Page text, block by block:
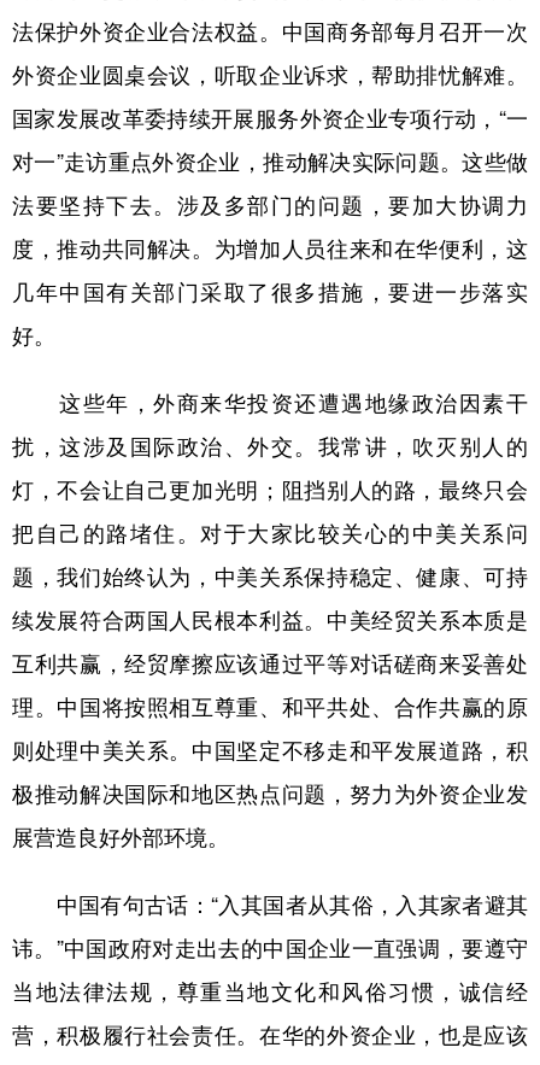
法保护外资企业合法权益。中国商务部每月召开一次
外资企业圆桌会议，听取企业诉求，帮助排忧解难。
国家发展改革委持续开展服务外资企业专项行动，“一
对一”走访重点外资企业，推动解决实际问题。这些做
法要坚持下去。涉及多部门的问题，要加大协调力
度，推动共同解决。为增加人员往来和在华便利，这
几年中国有关部门采取了很多措施，要进一步落实
好。
这些年，外商来华投资还遭遇地缘政治因素干
扰，这涉及国际政治、外交。我常讲，吹灭别人的
灯，不会让自己更加光明；阻挡别人的路，最终只会
把自己的路堵住。对于大家比较关心的中美关系问
题，我们始终认为，中美关系保持稳定、健康、可持
续发展符合两国人民根本利益。中美经贸关系本质是
互利共赢，经贸摩擦应该通过平等对话磋商来妥善处
理。中国将按照相互尊重、和平共处、合作共赢的原
则处理中美关系。中国坚定不移走和平发展道路，积
极推动解决国际和地区热点问题，努力为外资企业发
展营造良好外部环境。
中国有句古话：“入其国者从其俗，入其家者避其
讳。”中国政府对走出去的中国企业一直强调，要遵守
当地法律法规，尊重当地文化和风俗习惯，诚信经
营，积极履行社会责任。在华的外资企业，也是应该